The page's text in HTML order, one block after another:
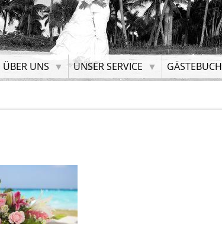
ÜBER UNS UNSER SERVICE GÄSTEBUCH